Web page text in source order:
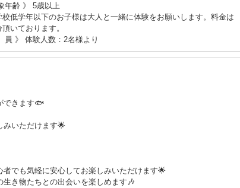
年齢 》 5歳以上
低学年以下のお子様は大人と一緒に体験をお願いします。料金は
頂いております。
員 》 体験人数：2名様より
できます🐟
みいただけます🌟
でも気軽に安心してお楽しみいただけます🌟
き物たちとの出会いを楽しめます🎶